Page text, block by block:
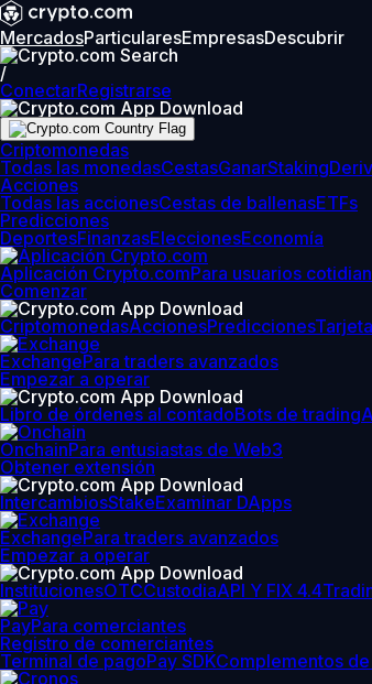
MercadosParticularesEmpresasDescubrir
/
ConectarRegistrarse
Criptomonedas
Todas las monedasCestasGanarStaking
Acciones
Todas las accionesCestas de ballenasETFs
Predicciones
DeportesFinanzasEleccionesEconomía
Aplicación Crypto.comPara usuarios
Comenzar
CriptomonedasAccionesPredicciones
ExchangePara traders avanzados
Empezar a operar
Libro de órdenes al contadoBots de trading
OnchainPara entusiastas de Web3
Obtener extensión
IntercambiosStakeExaminar DApps
ExchangePara traders avanzados
Empezar a operar
InstitucionesOTCCustodiaAPI Y FIX 4.4
PayPara comerciantes
Registro de comerciantes
Terminal de pagoPay SDKComplementos